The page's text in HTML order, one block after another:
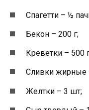
Спагетти – ½
Бекон – 200 г;
Креветки – 500
Сливки жирные
Желтки – 3 шт;